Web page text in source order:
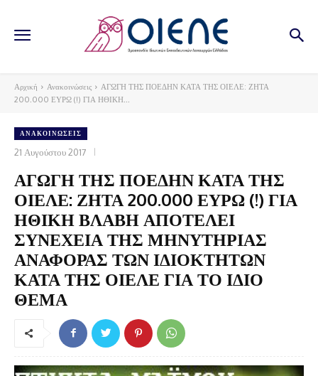
Αρχική Ανακοινώσεις
ΑΓΩΓΗ ΤΗΣ ΠΟΕΔΗΝ ΚΑΤΑ ΤΗΣ ΟΙΕΛΕ: ΖΗΤΑ
200.000 ΕΥΡΩ (!) ΓΙΑ ΗΘΙΚΗ...
ΑΝΑΚΟΙΝΏΣΕΙΣ
21 Αυγούστου 2017
ΑΓΩΓΗ ΤΗΣ ΠΟΕΔΗΝ ΚΑΤΑ ΤΗΣ
ΟΙΕΛΕ: ΖΗΤΑ 200.000 ΕΥΡΩ (!) ΓΙΑ
ΗΘΙΚΗ ΒΛΑΒΗ ΑΠΟΤΕΛΕΙ
ΣΥΝΕΧΕΙΑ ΤΗΣ ΜΗΝΥΤΗΡΙΑΣ
ΑΝΑΦΟΡΑΣ ΤΩΝ ΙΔΙΟΚΤΗΤΩΝ
ΚΑΤΑ ΤΗΣ ΟΙΕΛΕ ΓΙΑ ΤΟ ΙΔΙΟ
ΘΕΜΑ